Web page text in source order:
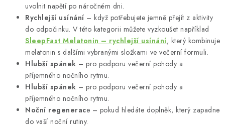
uvolnit napětí po náročném dni.
Rychlejší usínání – když potřebujete jemně přejít z aktivity
do odpočinku. V této kategorii můžete vyzkoušet například
SleepFast Melatonin – rychlejší usínání, který kombinuje
melatonin s dalšími vybranými složkami ve večerní formuli.
Hlubší spánek – pro podporu večerní pohody a
příjemného nočního rytmu.
Hlubší spánek – pro podporu večerní pohody a
příjemného nočního rytmu.
Noční regenerace – pokud hledáte doplněk, který zapadne
do vaší noční rutiny.